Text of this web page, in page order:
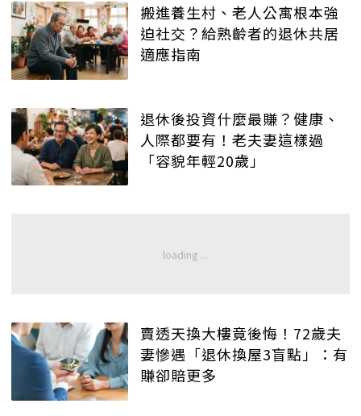
搬進養生村、老人公寓根本強
迫社交？給熟齡者的退休共居
適應指南
退休後投資什麼最賺？健康、
人際都要有！老夫妻這樣過
「容貌年輕20歲」
賣透天換大樓竟後悔！72歲夫
妻慘遇「退休換屋3盲點」：有
賺卻賠更多